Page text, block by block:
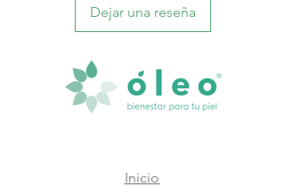
Dejar una reseña
Inicio